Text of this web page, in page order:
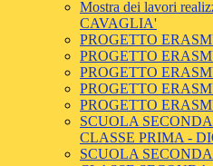
Mostra dei lavori
CAVAGLIA'
PROGETTO
PROGETTO
PROGETTO
PROGETTO
PROGETTO
SCUOLA
CLASSE PRIMA -
SCUOLA